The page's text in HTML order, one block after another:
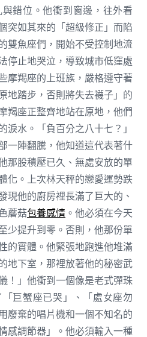
錯位。他衝到窗邊，往外看
突如其來的「超級修正」而陷
雙魚座們，開始不受控制地流
停止地哭泣，導致城市低窪處
摩羯座的上班族，嚴格遵守著
地踏步，否則將失去襪子」的
羯座正整齊地站在原地，他們
淚水。「負百分之八十七？」
一陣翻騰，他知道這代表著什
那股積壓已久、無處安放的單
化。上次林天秤的戀愛運勢跌
現他的廚房裡長滿了巨大的、
蘑菇包養感情 。他必須在今天
少提升到零。否則，他那份單
的實體。他緊張地跑進他堆滿
地下室，那裡放著他的秘密武
！」他衝到一個像是老式彈珠
巨蟹座已哭」、「處女座勿
廢棄的唱片機和一個不知名的
感調節器」。他必須輸入一種